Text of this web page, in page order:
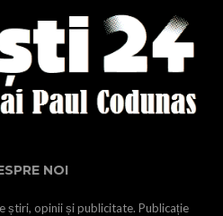
NOI
știri, opinii și publicitate. Publicație